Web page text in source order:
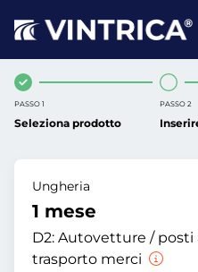
PASSO 1
Seleziona prodotto
PASSO 2
Ungheria
1 mese
D2: Autovetture / posti
trasporto merci